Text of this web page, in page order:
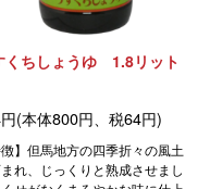
くちしょうゆ 1.8リット
(本体800円、税64円)
徴】但馬地方の四季折々の風土
れ、じっくりと熟成させまし